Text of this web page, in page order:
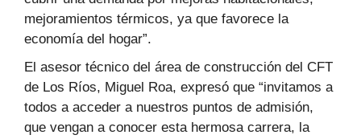
mejoramientos térmicos, ya que favorece la
economía del hogar”.
El asesor técnico del área de construcción del CFT
de Los Ríos, Miguel Roa, expresó que “invitamos a
todos a acceder a nuestros puntos de admisión,
que vengan a conocer esta hermosa carrera, la